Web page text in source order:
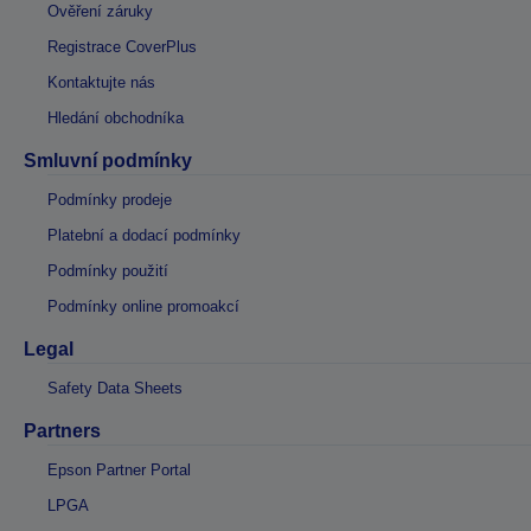
Ověření záruky
Registrace CoverPlus
Kontaktujte nás
Hledání obchodníka
Smluvní podmínky
Podmínky prodeje
Platební a dodací podmínky
Podmínky použití
Podmínky online promoakcí
Legal
Safety Data Sheets
Partners
Epson Partner Portal
LPGA